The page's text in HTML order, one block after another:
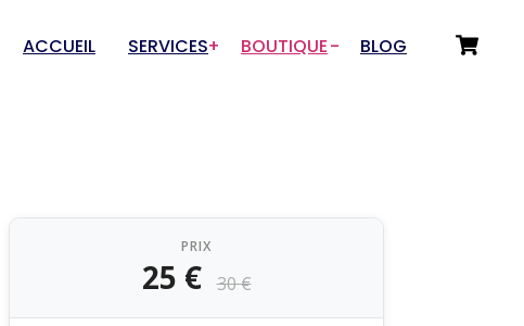
ACCUEIL SERVICES
Fabrication additive
BOUTIQUE BLOG
PRIX
25 € 30 €